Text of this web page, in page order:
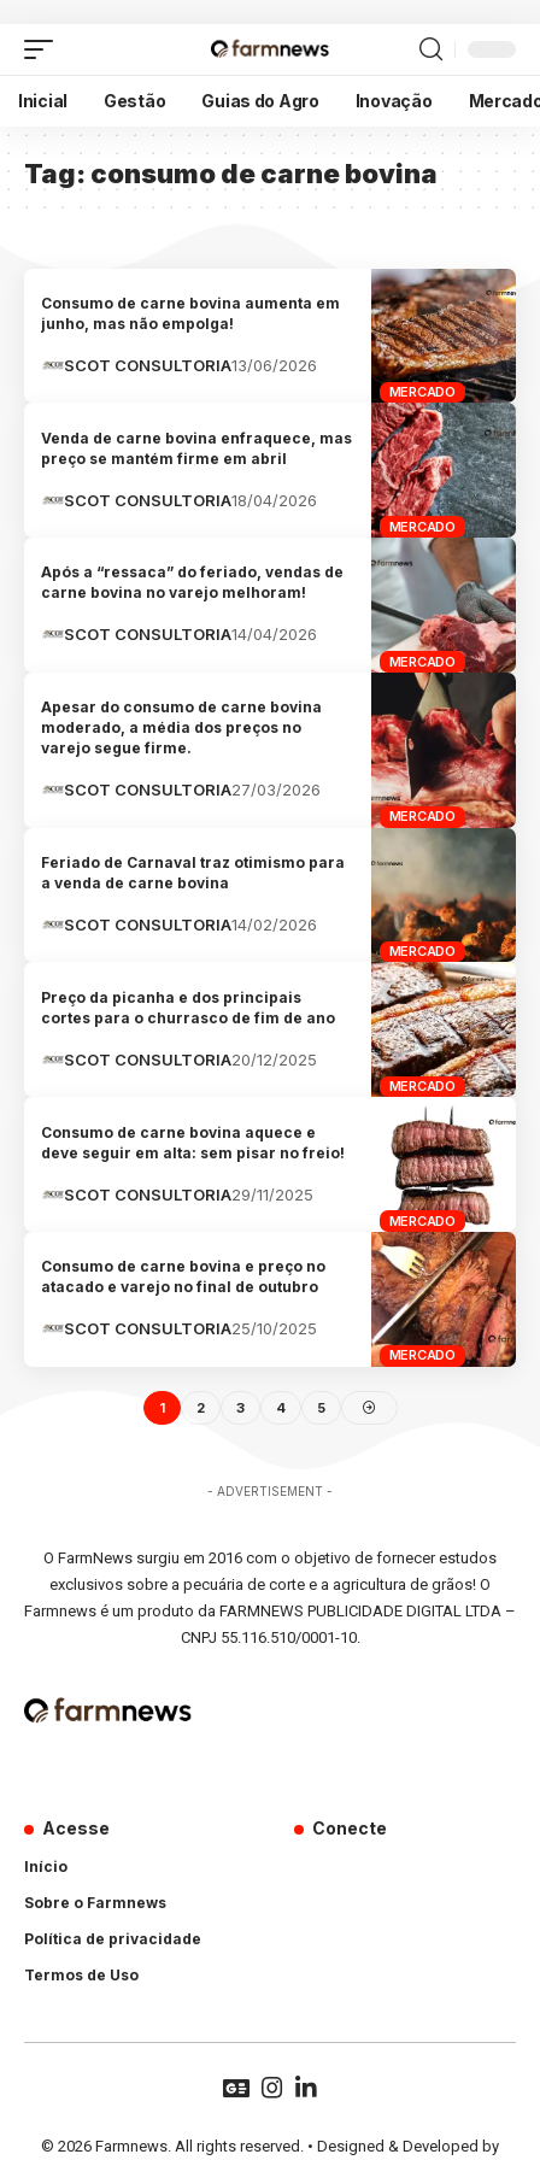
Inicial Gestão Guias do Agro Inovação
Tag: consumo de carne bovina
MERCADO
Consumo de carne bovina aumenta em
junho, mas não empolga!
SCOT CONSULTORIA13/06/2026
MERCADO
Venda de carne bovina enfraquece, mas
preço se mantém firme em abril
SCOT CONSULTORIA18/04/2026
MERCADO
Após a “ressaca” do feriado, vendas de
carne bovina no varejo melhoram!
SCOT CONSULTORIA14/04/2026
MERCADO
Apesar do consumo de carne bovina
moderado, a média dos preços no
varejo segue firme.
SCOT CONSULTORIA27/03/2026
MERCADO
Feriado de Carnaval traz otimismo para
a venda de carne bovina
SCOT CONSULTORIA14/02/2026
MERCADO
Preço da picanha e dos principais
cortes para o churrasco de fim de ano
SCOT CONSULTORIA20/12/2025
MERCADO
Consumo de carne bovina aquece e
deve seguir em alta: sem pisar no freio!
SCOT CONSULTORIA29/11/2025
MERCADO
Consumo de carne bovina e preço no
atacado e varejo no final de outubro
SCOT CONSULTORIA25/10/2025
1 2 3 4 5
- ADVERTISEMENT -
O FarmNews surgiu em 2016 com o objetivo de fornecer estudos
exclusivos sobre a pecuária de corte e a agricultura de grãos! O
Farmnews é um produto da FARMNEWS PUBLICIDADE DIGITAL LTDA –
CNPJ 55.116.510/0001-10.
Acesse
Início
Sobre o Farmnews
Política de privacidade
Termos de Uso
Conecte
© 2026 Farmnews. All rights reserved. • Designed & Developed by